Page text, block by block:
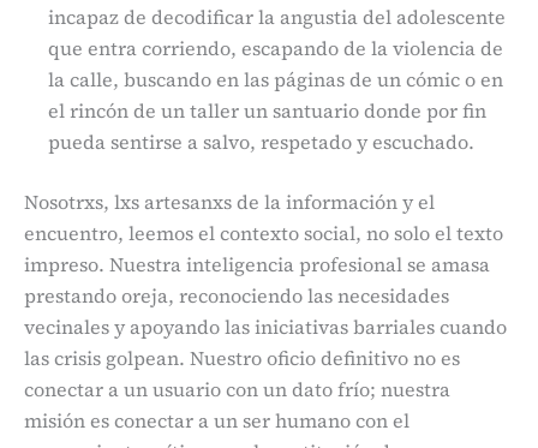
incapaz de decodificar la angustia del adolescente
que entra corriendo, escapando de la violencia de
la calle, buscando en las páginas de un cómic o en
el rincón de un taller un santuario donde por fin
pueda sentirse a salvo, respetado y escuchado.
Nosotrxs, lxs artesanxs de la información y el
encuentro, leemos el contexto social, no solo el texto
impreso. Nuestra inteligencia profesional se amasa
prestando oreja, reconociendo las necesidades
vecinales y apoyando las iniciativas barriales cuando
las crisis golpean. Nuestro oficio definitivo no es
conectar a un usuario con un dato frío; nuestra
misión es conectar a un ser humano con el